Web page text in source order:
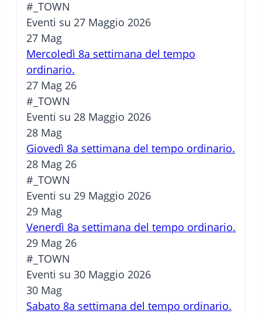
#_TOWN
Eventi su 27 Maggio 2026
27 Mag
Mercoledì 8a settimana del tempo
ordinario.
27 Mag 26
#_TOWN
Eventi su 28 Maggio 2026
28 Mag
Giovedì 8a settimana del tempo ordinario.
28 Mag 26
#_TOWN
Eventi su 29 Maggio 2026
29 Mag
Venerdì 8a settimana del tempo ordinario.
29 Mag 26
#_TOWN
Eventi su 30 Maggio 2026
30 Mag
Sabato 8a settimana del tempo ordinario.